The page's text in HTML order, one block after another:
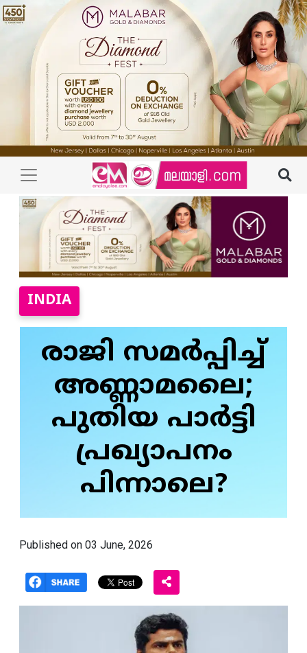
INDIA
രാജി സമർപ്പിച്ച്
അണ്ണാമലൈ;
പുതിയ പാർട്ടി
പ്രഖ്യാപനം
പിന്നാലെ?
Published on 03 June, 2026